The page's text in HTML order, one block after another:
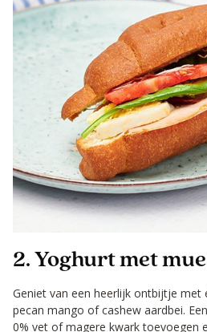
2. Yoghurt met
Geniet van een heerlijk ontbijtje met
pecan mango of cashew aardbei.
0% vet of magere kwark toevoegen